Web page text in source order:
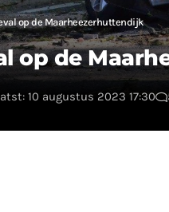
op de Maarheezerhuttendijk
op de
10 augustus 2023 17:30